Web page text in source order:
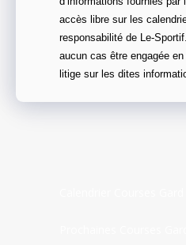
accès libre sur les
responsabilité de Le-
aucun cas être engagée
litige sur les dites